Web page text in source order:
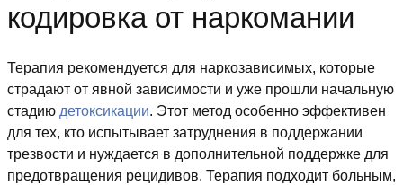
кодировка от наркомании
Терапия рекомендуется для наркозависимых, которые
страдают от явной зависимости и уже прошли начальную
стадию детоксикации. Этот метод особенно эффективен
для тех, кто испытывает затруднения в поддержании
трезвости и нуждается в дополнительной поддержке для
предотвращения рецидивов. Терапия подходит больным,